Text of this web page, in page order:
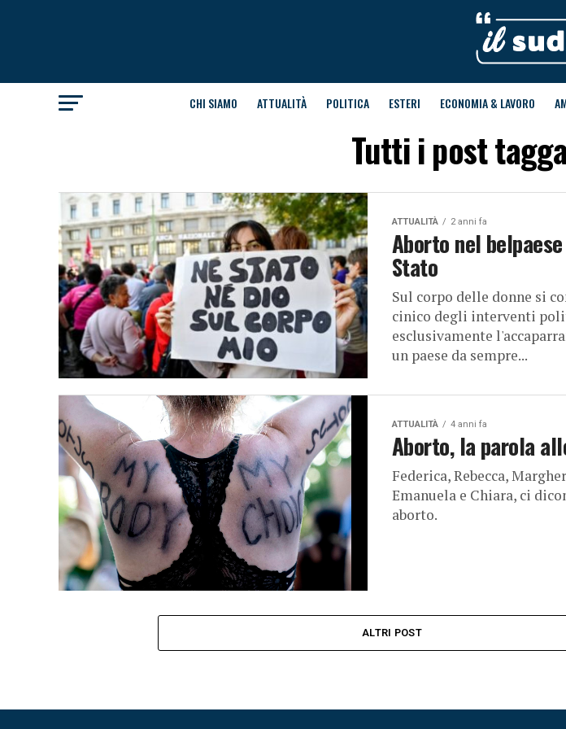
CHI SIAMO ATTUALITÀ POLITICA ESTERI ECONOMIA & LAVORO
Tutti i post
ATTUALITÀ 2 anni fa
Aborto nel
Stato
Sul corpo delle donne si
cinico degli interventi
esclusivamente
un paese da sempre...
ATTUALITÀ 4 anni fa
Aborto, la parola
Federica, Rebecca,
Emanuela e Chiara, ci
aborto.
ALTRI POST